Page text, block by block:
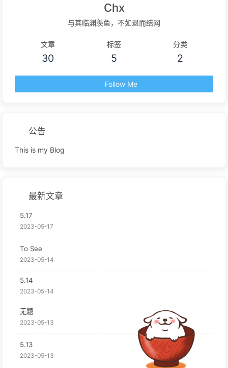
Chx
与其临渊羡鱼，不如退而结网
文章
30
标签
5
分类
2
Follow Me
公告
This is my Blog
最新文章
5.17
2023-05-17
To See
2023-05-14
5.14
2023-05-14
无题
2023-05-13
5.13
2023-05-13